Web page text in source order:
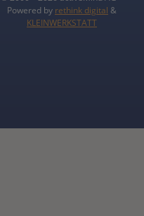
Powered by rethink digital &
KLEINWERKSTATT